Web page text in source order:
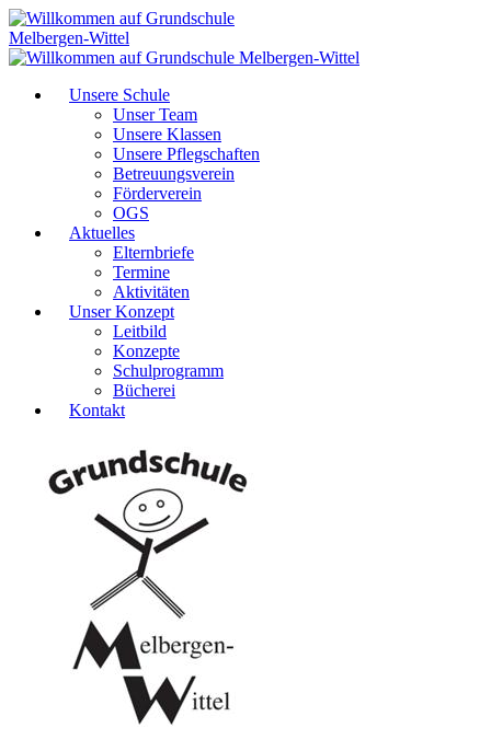
Unsere Schule
Unser Team
Unsere Klassen
Unsere Pflegschaften
Betreuungsverein
Förderverein
OGS
Aktuelles
Elternbriefe
Termine
Aktivitäten
Unser Konzept
Leitbild
Konzepte
Schulprogramm
Bücherei
Kontakt